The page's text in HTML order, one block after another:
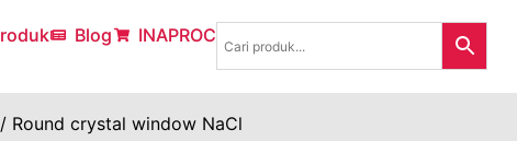
Blog INAPROC
/ Round crystal window NaCl